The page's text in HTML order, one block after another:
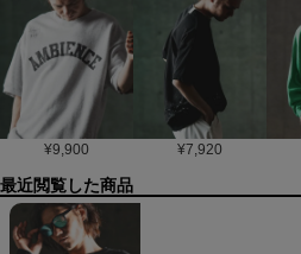
¥9,900 ¥7,920
最近閲覧した商品